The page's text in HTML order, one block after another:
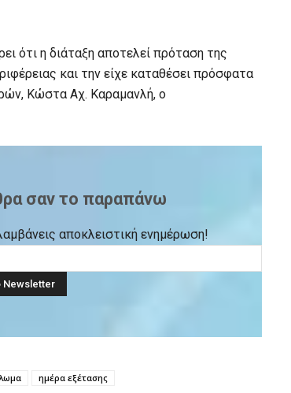
ότι η διάταξη αποτελεί πρόταση της
και την είχε καταθέσει πρόσφατα
Κώστα Αχ. Καραμανλή, ο
σαν το παραπάνω
αποκλειστική ενημέρωση!
ημέρα εξέτασης